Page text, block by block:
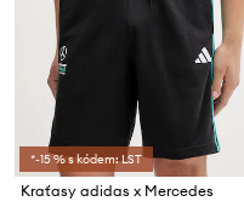
*-15 % s kódem: LST
Kraťasy adidas x Mercedes